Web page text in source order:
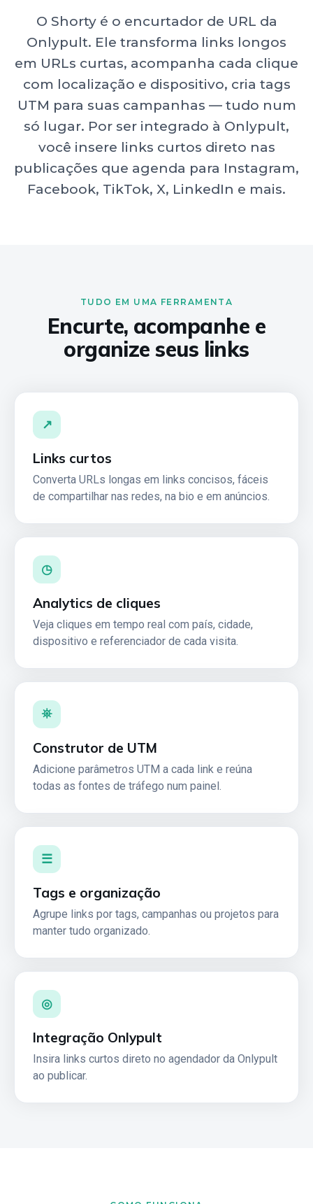
O Shorty é o encurtador de URL da
Onlypult. Ele transforma links longos
em URLs curtas, acompanha cada clique
com localização e dispositivo, cria tags
UTM para suas campanhas — tudo num
só lugar. Por ser integrado à Onlypult,
você insere links curtos direto nas
publicações que agenda para Instagram,
Facebook, TikTok, X, LinkedIn e mais.
TUDO EM UMA FERRAMENTA
Encurte, acompanhe e
organize seus links
↗
Links curtos
Converta URLs longas em links concisos, fáceis
de compartilhar nas redes, na bio e em anúncios.
◷
Analytics de cliques
Veja cliques em tempo real com país, cidade,
dispositivo e referenciador de cada visita.
⛯
Construtor de UTM
Adicione parâmetros UTM a cada link e reúna
todas as fontes de tráfego num painel.
☰
Tags e organização
Agrupe links por tags, campanhas ou projetos para
manter tudo organizado.
◎
Integração Onlypult
Insira links curtos direto no agendador da Onlypult
ao publicar.